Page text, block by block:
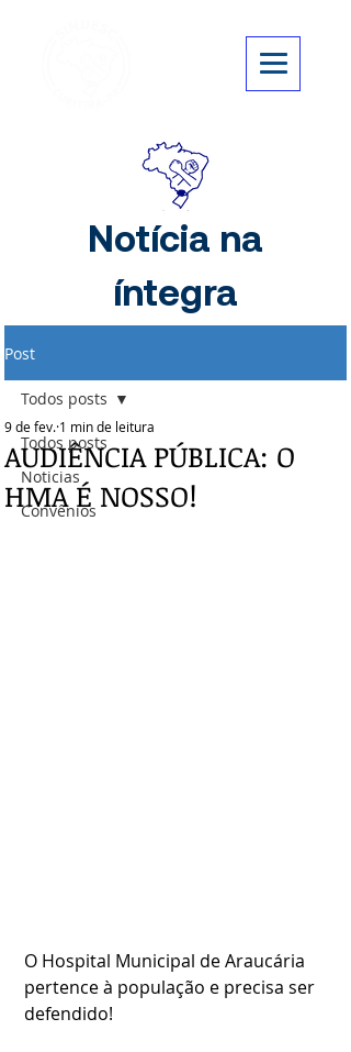
Notícia na
íntegra
Post
Todos posts
Noticias
Convênios
Todos posts
AUDIÊNCIA PÚBLICA: O
HMA É NOSSO!
9 de fev. 1 min de leitura
O Hospital Municipal de Araucária
pertence à população e precisa ser
defendido!